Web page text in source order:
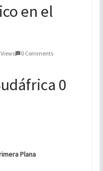
en el
0 Comments
0
Plana